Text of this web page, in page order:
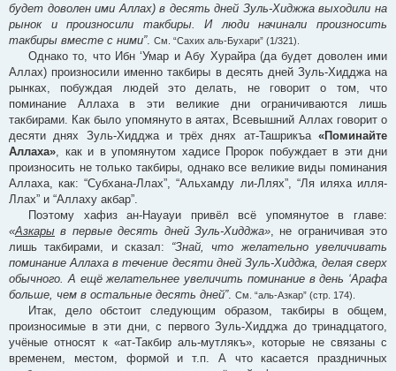
будет доволен ими Аллах) в десять дней Зуль-Хиджжа выходили на
рынок и произносили такбиры. И люди начинали произносить
такбиры вместе с ними”. См. “Сахих аль-Бухари” (1/321).
Однако то, что Ибн ‘Умар и Абу Хурайра (да будет доволен ими
Аллах) произносили именно такбиры в десять дней Зуль-Хидджа на
рынках, побуждая людей это делать, не говорит о том, что
поминание Аллаха в эти великие дни ограничиваются лишь
такбирами. Как было упомянуто в аятах, Всевышний Аллах говорит о
десяти днях Зуль-Хидджа и трёх днях ат-Ташрикъа «Поминайте
Аллаха» , как и в упомянутом хадисе Пророк побуждает в эти дни
произносить не только такбиры, однако все великие виды поминания
Аллаха, как: “Субхана-Ллах”, “Альхамду ли-Ллях”, “Ля иляха илля-
Ллах” и “Аллаху акбар”.
Поэтому хафиз ан-Науауи привёл всё упомянутое в главе:
«Азкары в первые десять дней Зуль-Хидджа», не ограничивая это
лишь такбирами, и сказал: “Знай, что желательно увеличивать
поминание Аллаха в течение десяти дней Зуль-Хидджа, делая сверх
обычного. А ещё желательнее увеличить поминание в день ‘Арафа
больше, чем в остальные десять дней”. См. “аль-Азкар” (стр. 174).
Итак, дело обстоит следующим образом, такбиры в общем,
произносимые в эти дни, с первого Зуль-Хидджа до тринадцатого,
учёные относят к «ат-Такбир аль-мутлякъ», которые не связаны с
временем, местом, формой и т.п. А что касается праздничных